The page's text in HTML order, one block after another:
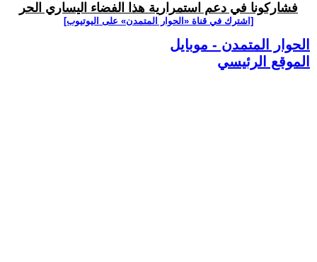
فشاركونا في دعم استمرارية هذا الفضاء اليساري الحر
[اشترك في قناة ‫«الحوار المتمدن» على اليوتيوب]
الحوار المتمدن - موبايل
الموقع الرئيسي